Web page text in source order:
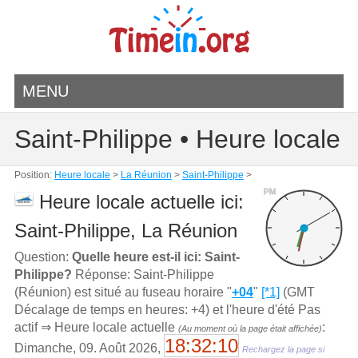
MENU
Saint-Philippe • Heure locale
Position: Heure locale > La Réunion > Saint-Philippe >
PM
Heure locale actuelle ici:
Saint-Philippe, La Réunion
Question: Quelle heure est-il ici: Saint-
Philippe? Réponse: Saint-Philippe
(Réunion) est situé au fuseau horaire "+04" [*1] (GMT
Décalage de temps en heures: +4) et l'heure d'été Pas
actif ⇒ Heure locale actuelle (Au moment où la page était affichée):
Dimanche, 09. Août 2026, 18:32:10 Rechargez la page si